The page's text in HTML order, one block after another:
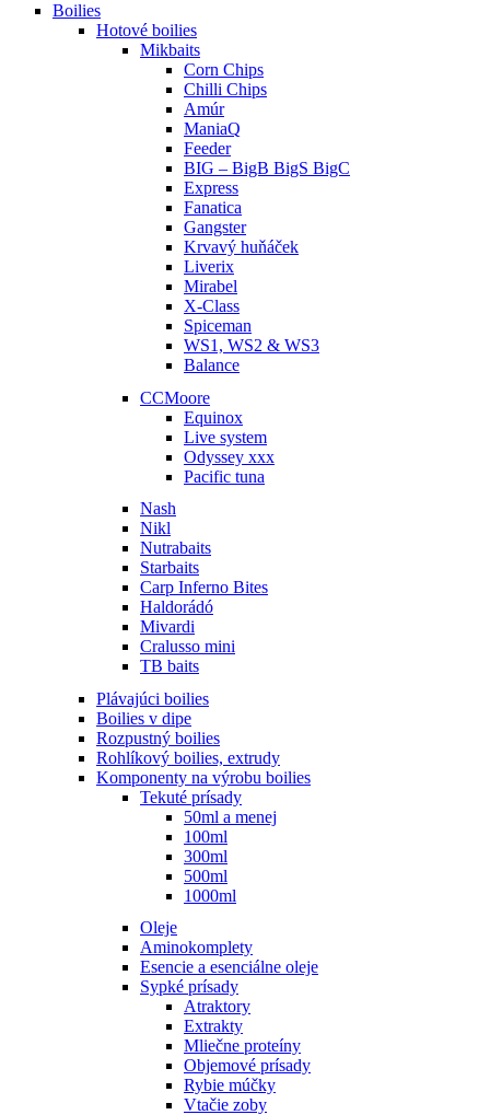
Boilies
Hotové boilies
Mikbaits
Corn Chips
Chilli Chips
Amúr
ManiaQ
Feeder
BIG – BigB BigS BigC
Express
Fanatica
Gangster
Krvavý huňáček
Liverix
Mirabel
X-Class
Spiceman
WS1, WS2 & WS3
Balance
CCMoore
Equinox
Live system
Odyssey xxx
Pacific tuna
Nash
Nikl
Nutrabaits
Starbaits
Carp Inferno Bites
Haldorádó
Mivardi
Cralusso mini
TB baits
Plávajúci boilies
Boilies v dipe
Rozpustný boilies
Rohlíkový boilies, extrudy
Komponenty na výrobu boilies
Tekuté prísady
50ml a menej
100ml
300ml
500ml
1000ml
Oleje
Aminokomplety
Esencie a esenciálne oleje
Sypké prísady
Atraktory
Extrakty
Mliečne proteíny
Objemové prísady
Rybie múčky
Vtačie zoby